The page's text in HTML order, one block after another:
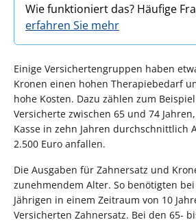
Wie funktioniert das? Häufige
erfahren Sie mehr
Einige Versichertengruppen haben
Kronen einen hohen Therapiebedarf
hohe Kosten. Dazu zählen zum
Versicherte zwischen 65 und 74
Kasse in zehn Jahren durchschnittlich
2.500 Euro anfallen.
Die Ausgaben für Zahnersatz und
zunehmendem Alter. So benötigten
Jährigen in einem Zeitraum von 10
Versicherten Zahnersatz. Bei den 65-